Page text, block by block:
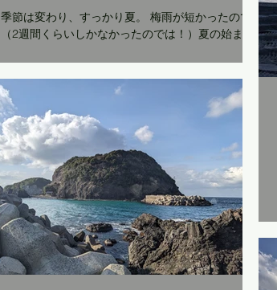
季節は変わり、すっかり夏。 梅雨が短かったので
（2週間くらいしかなかったのでは！）夏の始まり
るだろうなと覚悟します。 琴ヶ浜では、海水浴の
お客さんも増えてきました。 例年通り、今年も海
の家風情を残して、水着で入店できるようになっ...